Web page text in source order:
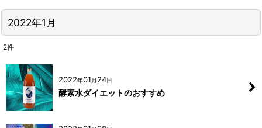
2022年1月
2件
2022年01 月 24日
酵素水ダイエットのおすすめ